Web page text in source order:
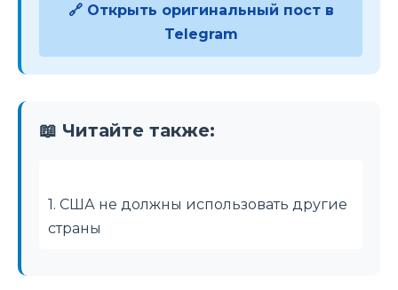
🔗 Открыть оригинальный пост в
Telegram
📖 Читайте также:
1. США не должны использовать другие
страны